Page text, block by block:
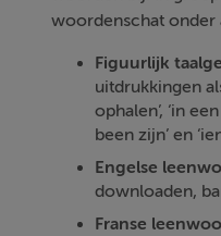
woordenschat onder
Figuurlijk
uitdrukkingen
ophalen’, ‘in
been zijn’ en
Engelse
downloaden,
Franse